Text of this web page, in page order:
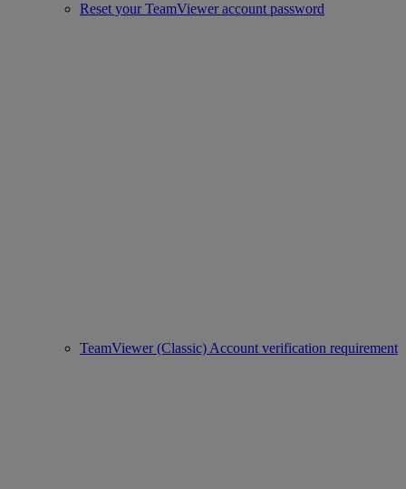
Reset your TeamViewer account password
TeamViewer (Classic) Account verification requirement